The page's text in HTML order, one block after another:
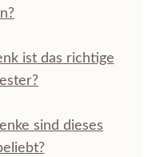
ist das richtige
sind dieses